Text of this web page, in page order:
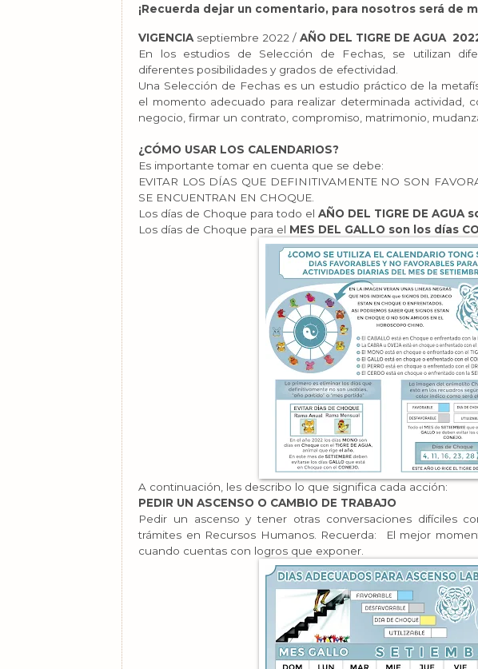
¡Recuerda dejar un comentario, para nosotros será de
VIGENCIA septiembre 2022 / AÑO DEL TIGRE DE AGUA
En los estudios de Selección de Fechas, se utilizan
diferentes posibilidades y grados de efectividad.
Una Selección de Fechas es un estudio práctico de la
el momento adecuado para realizar determinada actividad,
negocio, firmar un contrato, compromiso, matrimonio,
¿CÓMO USAR LOS CALENDARIOS?
Es importante tomar en cuenta que se debe:
EVITAR LOS DÍAS QUE DEFINITIVAMENTE NO SON
SE ENCUENTRAN EN CHOQUE.
Los días de Choque para todo el AÑO DEL TIGRE DE AGUA
Los días de Choque para el MES DEL GALLO son los días
A continuación, les describo lo que significa cada acción:
PEDIR UN ASCENSO O CAMBIO DE TRABAJO
Pedir un ascenso y tener otras conversaciones difíciles
trámites en Recursos Humanos. Recuerda: El mejor
cuando cuentas con logros que exponer.